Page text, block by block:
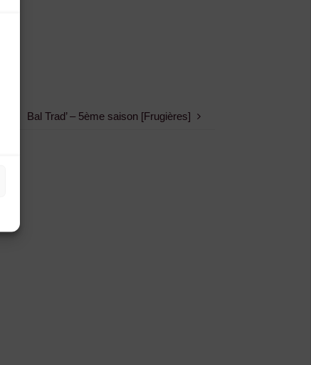
Bal Trad’ – 5ème saison [Frugières]